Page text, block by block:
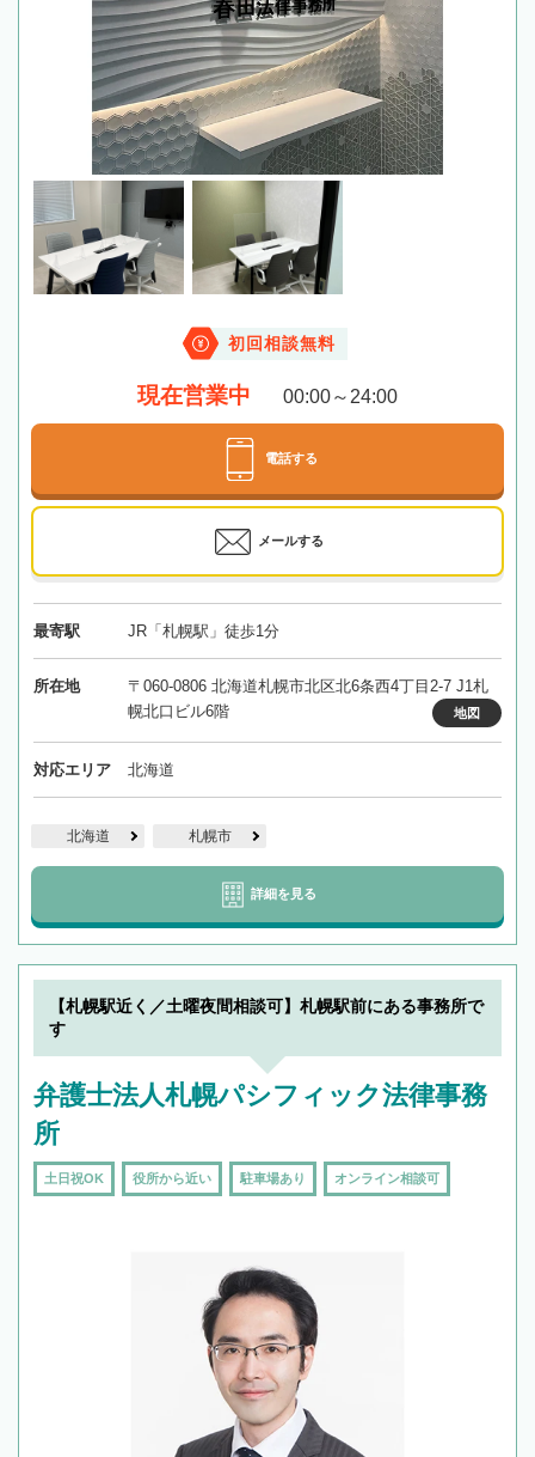
初回相談無料
現在営業中 00:00～24:00
電話する
メールする
最寄駅 JR「札幌駅」徒歩1分
所在地
〒060-0806 北海道札幌市北区北6条西4丁目2-7 J1札
幌北口ビル6階
地図
対応エリア 北海道
北海道 札幌市
詳細を見る
【札幌駅近く／土曜夜間相談可】札幌駅前にある事務所で
す
弁護士法人札幌パシフィック法律事務
所
土日祝OK 役所から近い 駐車場あり オンライン相談可